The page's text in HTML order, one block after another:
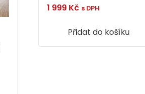
1 999 Kč s DPH
Přidat do košíku